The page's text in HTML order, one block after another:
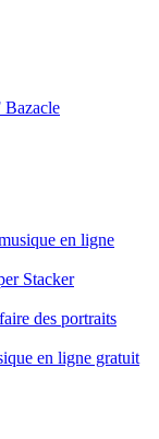
Bazacle
en ligne
Stacker
des portraits
en ligne gratuit